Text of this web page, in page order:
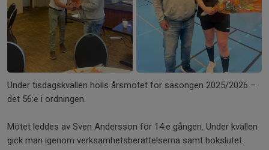
+2
Under tisdagskvällen hölls årsmötet för säsongen 2025/2026 –
det 56:e i ordningen.
Mötet leddes av Sven Andersson för 14:e gången. Under kvällen
gick man igenom verksamhetsberättelserna samt bokslutet.